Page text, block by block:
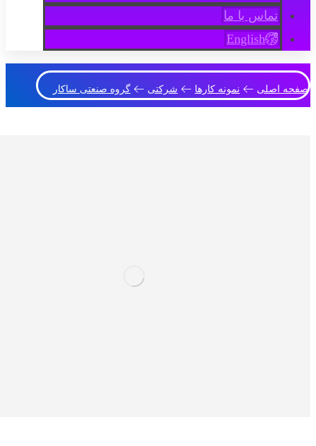
تماس با ما
English
صفحه اصلی نمونه کارها شرکتی گروه صنعتی ساکار